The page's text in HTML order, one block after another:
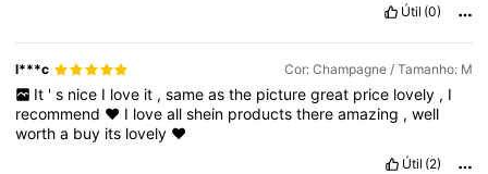
Útil (0)
l***c Cor: Champagne / Tamanho: M
It ' s nice I love it , same as the picture great price lovely , I
recommend ♥ I loveallshein productsthereamazing ,well
wortha buy its lovely ♥
Útil (2)